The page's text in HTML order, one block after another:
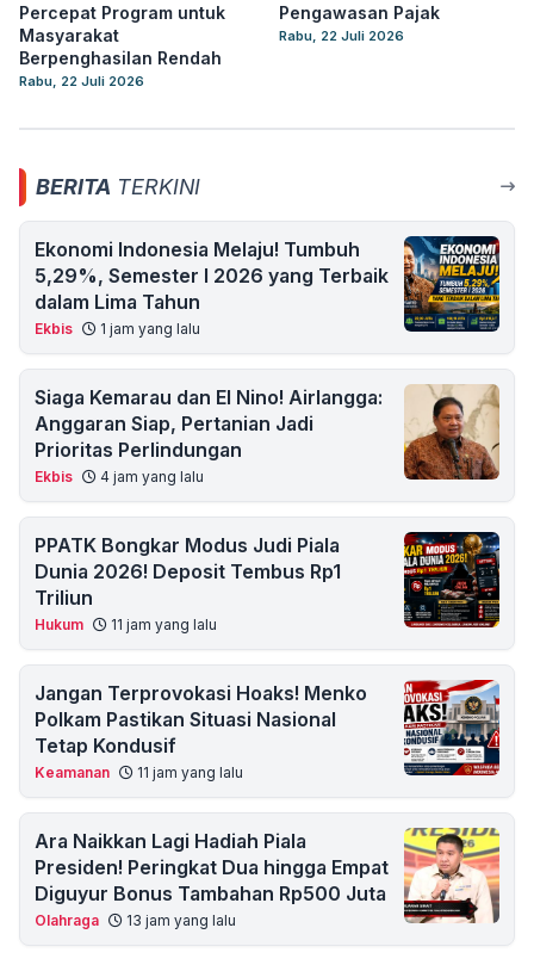
Percepat Program untuk
Masyarakat
Berpenghasilan Rendah
Rabu, 22 Juli 2026
Pengawasan Pajak
Rabu, 22 Juli 2026
BERITA TERKINI
Ekonomi Indonesia Melaju! Tumbuh
5,29%, Semester I 2026 yang Terbaik
dalam Lima Tahun
Ekbis 1 jam yang lalu
Siaga Kemarau dan El Nino! Airlangga:
Anggaran Siap, Pertanian Jadi
Prioritas Perlindungan
Ekbis 4 jam yang lalu
PPATK Bongkar Modus Judi Piala
Dunia 2026! Deposit Tembus Rp1
Triliun
Hukum 11 jam yang lalu
Jangan Terprovokasi Hoaks! Menko
Polkam Pastikan Situasi Nasional
Tetap Kondusif
Keamanan 11 jam yang lalu
Ara Naikkan Lagi Hadiah Piala
Presiden! Peringkat Dua hingga Empat
Diguyur Bonus Tambahan Rp500 Juta
Olahraga 13 jam yang lalu